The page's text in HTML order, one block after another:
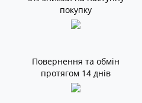
покупку
Повернення та обмін
протягом 14 днів